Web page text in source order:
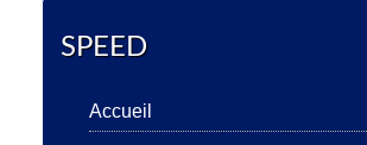
SPEED
Accueil